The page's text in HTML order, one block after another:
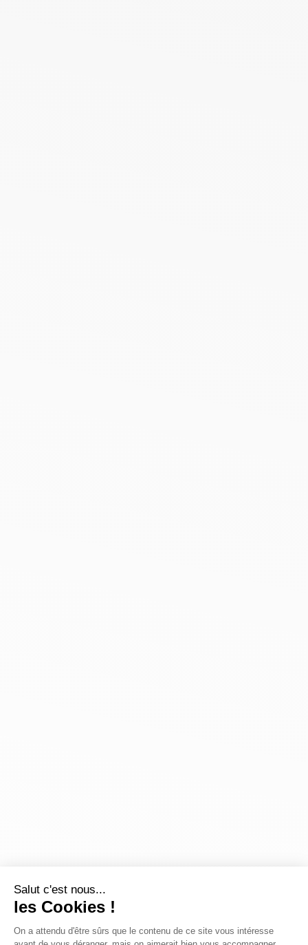
Salut c'est nous...
les Cookies !
On a attendu d'être sûrs que le contenu de ce site vous intéresse